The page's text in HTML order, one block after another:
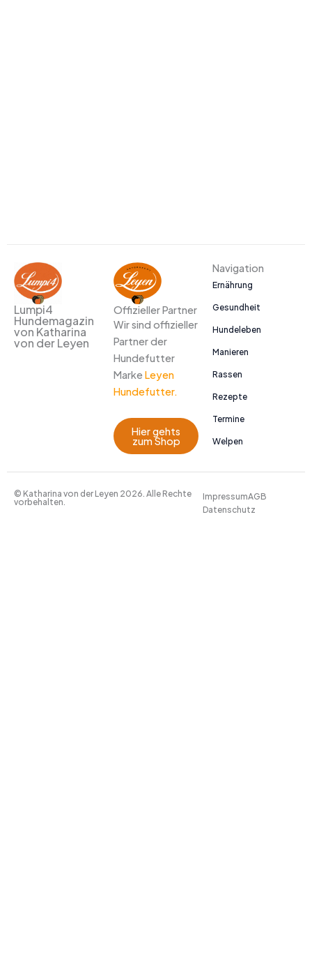
Lumpi4
Hundemagazin
von Katharina
von der Leyen
Offizieller Partner
Wir sind offizieller
Partner der
Hundefutter
Marke Leyen
Hundefutter.
Hier gehts
zum Shop
Navigation
Ernährung
Gesundheit
Hundeleben
Manieren
Rassen
Rezepte
Termine
Welpen
© Katharina von der Leyen 2026. Alle Rechte
vorbehalten.
ImpressumAGB
Datenschutz